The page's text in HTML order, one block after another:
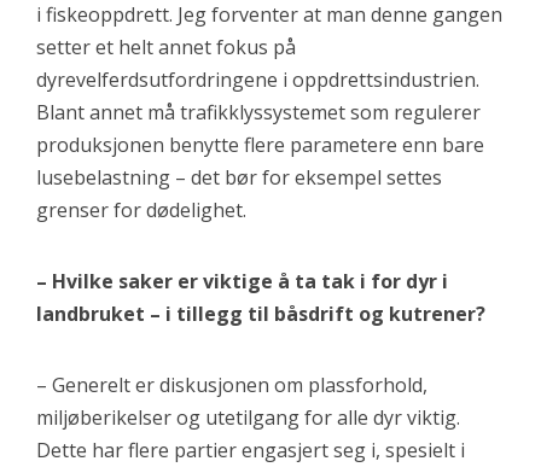
i fiskeoppdrett. Jeg forventer at man denne gangen
setter et helt annet fokus på
dyrevelferdsutfordringene i oppdrettsindustrien.
Blant annet må trafikklyssystemet som regulerer
produksjonen benytte flere parametere enn bare
lusebelastning – det bør for eksempel settes
grenser for dødelighet.
– Hvilke saker er viktige å ta tak i for dyr i
landbruket – i tillegg til båsdrift og kutrener?
– Generelt er diskusjonen om plassforhold,
miljøberikelser og utetilgang for alle dyr viktig.
Dette har flere partier engasjert seg i, spesielt i